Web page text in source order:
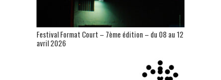
Festival Format Court – 7ème édition – du 08 au 12
avril 2026